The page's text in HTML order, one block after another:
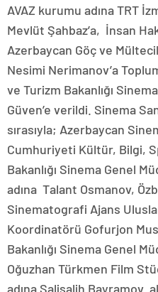
AVAZ kurumu adına TRT
Mevlüt Şahbaz’a, İnsan
Azerbaycan Göç ve
Nesimi Nerimanov’a
ve Turizm Bakanlığı
Güven’e verildi. Sinema
sırasıyla; Azerbaycan
Cumhuriyeti Kültür, Bilgi,
Bakanlığı Sinema Genel
adına Talant Osmanov,
Sinematografi Ajans
Koordinatörü Gofurjon
Bakanlığı Sinema Genel
Oğuzhan Türkmen Film
adına Salisalih Bayramov